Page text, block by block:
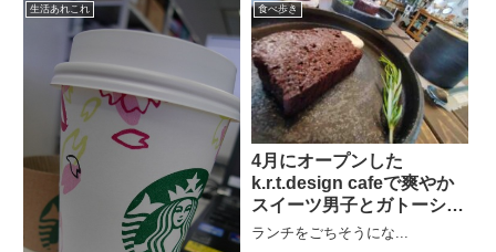
生活あれこれ 食べ歩き
4月にオープンした
k.r.t.design cafeで爽やか
スイーツ男子とガトーショ
コラ
ランチをごちそうにな...